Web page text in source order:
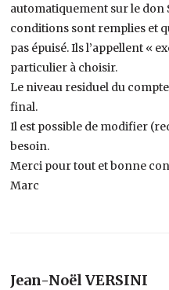
automatiquement sur le don
conditions sont remplies et
pas épuisé. Ils l’appellent «
particulier à choisir.
Le niveau residuel du
final.
Il est possible de modifier
besoin.
Merci pour tout et bonne
Marc
Jean-Noël VERSINI